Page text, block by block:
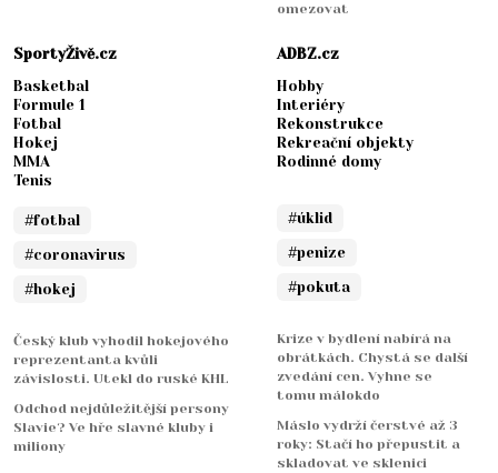
omezovat
SportyŽivě.cz
Basketbal
Formule 1
Fotbal
Hokej
MMA
Tenis
#fotbal
#coronavirus
#hokej
Český klub vyhodil hokejového
reprezentanta kvůli
závislosti. Utekl do ruské KHL
Odchod nejdůležitější persony
Slavie? Ve hře slavné kluby i
miliony
ADBZ.cz
Hobby
Interiéry
Rekonstrukce
Rekreační objekty
Rodinné domy
#úklid
#penize
#pokuta
Krize v bydlení nabírá na
obrátkách. Chystá se další
zvedání cen. Vyhne se
tomu málokdo
Máslo vydrží čerstvé až 3
roky: Stačí ho přepustit a
skladovat ve sklenici